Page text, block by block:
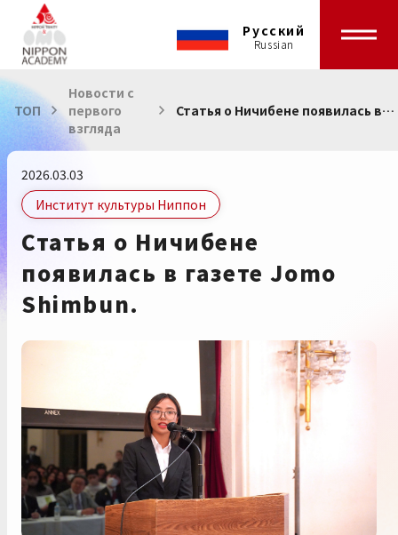
Русский
ТОП
Новости с
первого
взгляда
Статья о Ничибене появилась в
2026.03.03
Институт культуры Ниппон
Статья о Ничибене
появилась в газете Jomo
Shimbun.